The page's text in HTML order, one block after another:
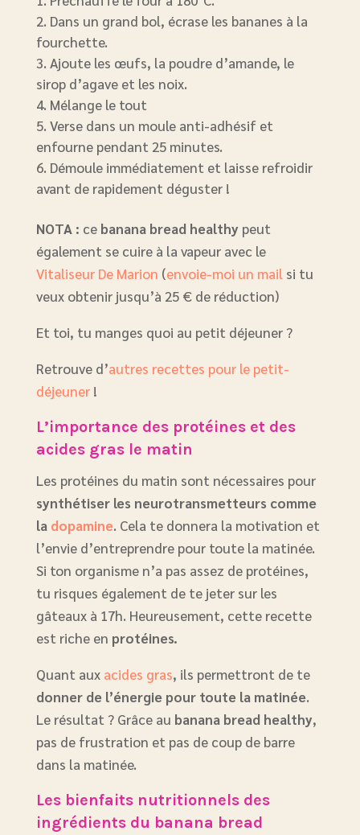
Dans un grand bol, écrase les bananes à la
fourchette.
Ajoute les œufs, la poudre d’amande, le
sirop d’agave et les noix.
Mélange le tout
Verse dans un moule anti-adhésif et
enfourne pendant 25 minutes.
Démoule immédiatement et laisse refroidir
avant de rapidement déguster !
NOTA : ce banana bread healthy peut
également se cuire à la vapeur avec le
Vitaliseur De Marion (envoie-moi un mailsi tu
veux obtenir jusqu’à 25 € de réduction)
Et toi, tu manges quoi au petit déjeuner ?
Retrouve d’autres recettes pour le petit-
déjeuner!
L’importance des protéines et des
acides gras le matin
Les protéines du matin sont nécessaires pour
synthétiser les neurotransmetteurs comme
la dopamine. Cela te donnera la motivation et
l’envie d’entreprendre pour toute la matinée.
Si ton organisme n’a pas assez de protéines,
tu risques également de te jeter sur les
gâteaux à 17h. Heureusement, cette recette
est riche en protéines.
Quant aux acides gras, ils permettront de te
donner de l’énergie pour toute la matinée.
Le résultat ? Grâce au banana bread healthy,
pas de frustration et pas de coup de barre
dans la matinée.
Les bienfaits nutritionnels des
ingrédients du banana bread